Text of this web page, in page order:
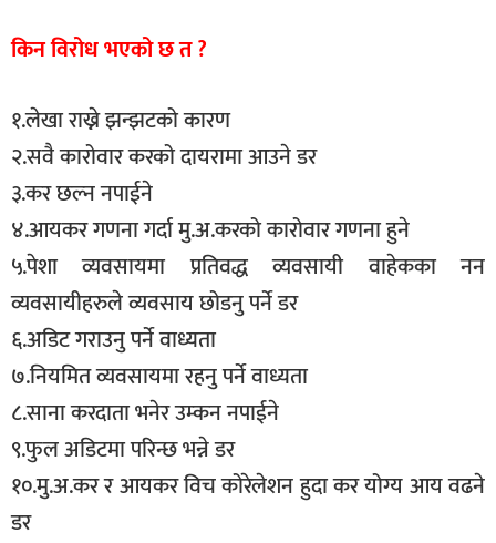
किन विरोध भएको छ त ?
१.लेखा राख्ने झन्झटको कारण
२.सवै कारोवार करको दायरामा आउने डर
३.कर छल्न नपाईने
४.आयकर गणना गर्दा मु.अ.करको कारोवार गणना हुने
५.पेशा व्यवसायमा प्रतिवद्ध व्यवसायी वाहेकका नन
व्यवसायीहरुले व्यवसाय छोडनु पर्ने डर
६.अडिट गराउनु पर्ने वाध्यता
७.नियमित व्यवसायमा रहनु पर्ने वाध्यता
८.साना करदाता भनेर उम्कन नपाईने
९.फुल अडिटमा परिन्छ भन्ने डर
१०.मु.अ.कर र आयकर विच कोरेलेशन हुदा कर योग्य आय वढने
डर